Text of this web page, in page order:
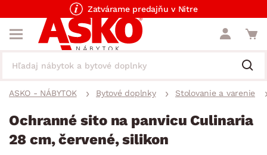
Zatvárame predajňu v Nitre
ASKO - NÁBYTOK Bytové doplnky Stolovanie a varenie
Ochranné sito na panvicu Culinaria
28 cm, červené, silikon